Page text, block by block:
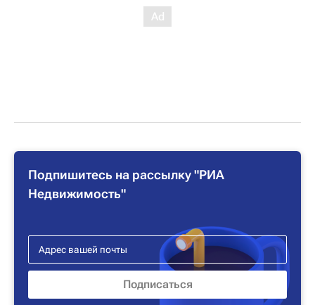
Подпишитесь на рассылку "РИА
Недвижимость"